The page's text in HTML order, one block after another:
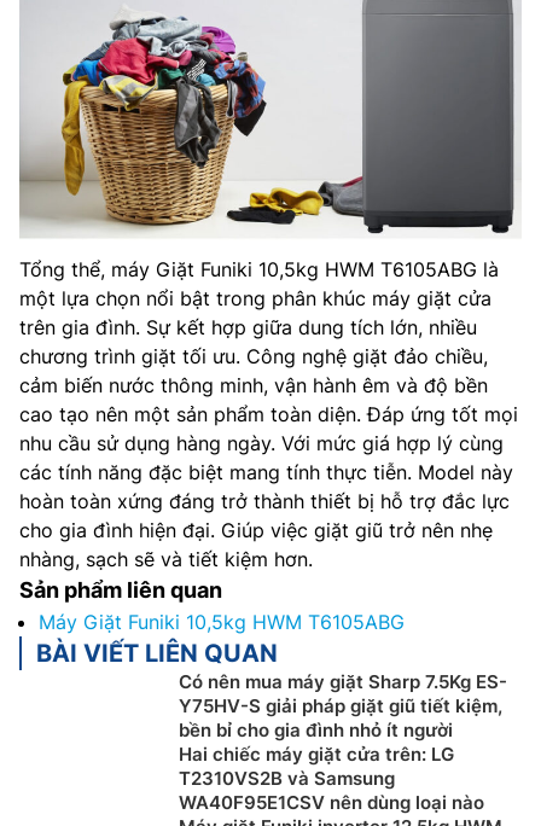
Tổng thể, máy Giặt Funiki 10,5kg HWM T6105ABG là
một lựa chọn nổi bật trong phân khúc máy giặt cửa
trên gia đình. Sự kết hợp giữa dung tích lớn, nhiều
chương trình giặt tối ưu. Công nghệ giặt đảo chiều,
cảm biến nước thông minh, vận hành êm và độ bền
cao tạo nên một sản phẩm toàn diện. Đáp ứng tốt mọi
nhu cầu sử dụng hàng ngày. Với mức giá hợp lý cùng
các tính năng đặc biệt mang tính thực tiễn. Model này
hoàn toàn xứng đáng trở thành thiết bị hỗ trợ đắc lực
cho gia đình hiện đại. Giúp việc giặt giũ trở nên nhẹ
nhàng, sạch sẽ và tiết kiệm hơn.
Sản phẩm liên quan
Máy Giặt Funiki 10,5kg HWM T6105ABG
BÀI VIẾT LIÊN QUAN
Có nên mua máy giặt Sharp 7.5Kg ES-
Y75HV-S giải pháp giặt giũ tiết kiệm,
bền bỉ cho gia đình nhỏ ít người
Hai chiếc máy giặt cửa trên: LG
T2310VS2B và Samsung
WA40F95E1CSV nên dùng loại nào